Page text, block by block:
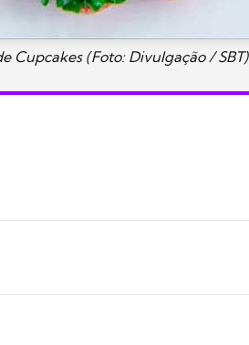
Cupcakes (Foto: Divulgação / SBT)